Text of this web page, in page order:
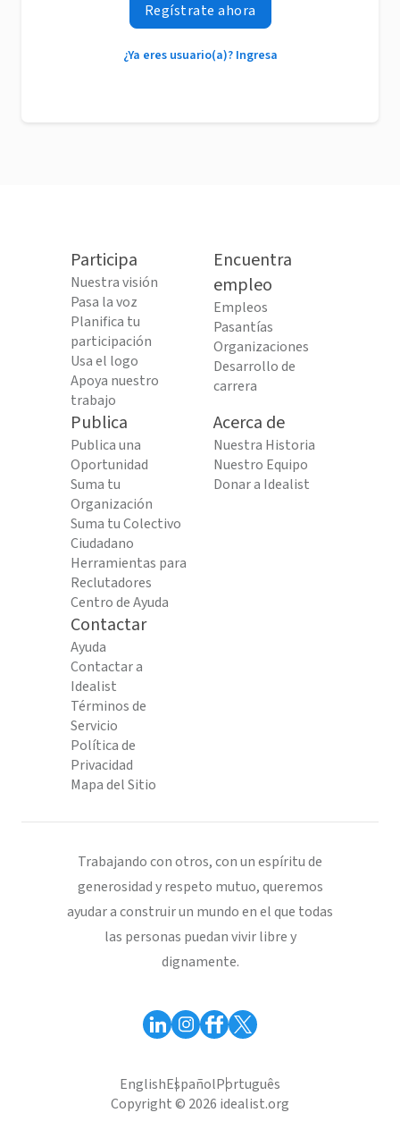
Regístrate ahora
¿Ya eres usuario(a)? Ingresa
Participa
Nuestra visión
Pasa la voz
Planifica tu
participación
Usa el logo
Apoya nuestro
trabajo
Encuentra
empleo
Empleos
Pasantías
Organizaciones
Desarrollo de
carrera
Publica
Publica una
Oportunidad
Suma tu
Organización
Suma tu Colectivo
Ciudadano
Herramientas para
Reclutadores
Centro de Ayuda
Acerca de
Nuestra Historia
Nuestro Equipo
Donar a Idealist
Contactar
Ayuda
Contactar a
Idealist
Términos de
Servicio
Política de
Privacidad
Mapa del Sitio
Trabajando con otros, con un espíritu de
generosidad y respeto mutuo, queremos
ayudar a construir un mundo en el que todas
las personas puedan vivir libre y
dignamente.
EnglishEspañolPortuguês
Copyright © 2026 idealist.org